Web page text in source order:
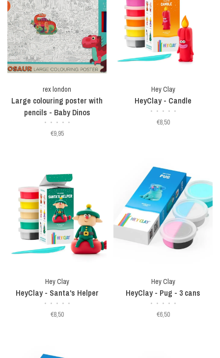
rex london
Large colouring poster with
pencils - Baby Dinos
• • • • •
€9,95
Hey Clay
HeyClay - Candle
• • • • •
€8,50
Hey Clay
HeyClay - Santa's Helper
• • • • •
€8,50
Hey Clay
HeyClay - Pug - 3 cans
• • • • •
€6,50